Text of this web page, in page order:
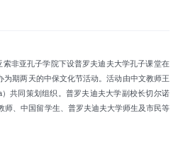
非亚孔子学院下设普罗夫迪夫大学孔子课堂在
为期两天的中保文化节活动。活动由中文教师王
共同策划组织。普罗夫迪夫大学副校长切尔诺
师、中国留学生、普罗夫迪夫大学师生及市民等